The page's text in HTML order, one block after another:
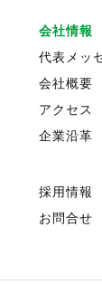
会社情報
代表メッ
会社概要
アクセス
企業沿革
採用情報
お問合せ